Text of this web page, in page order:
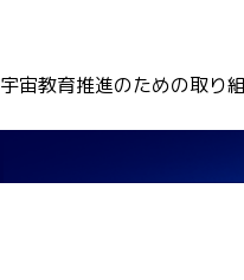
宇宙教育推進のための取り